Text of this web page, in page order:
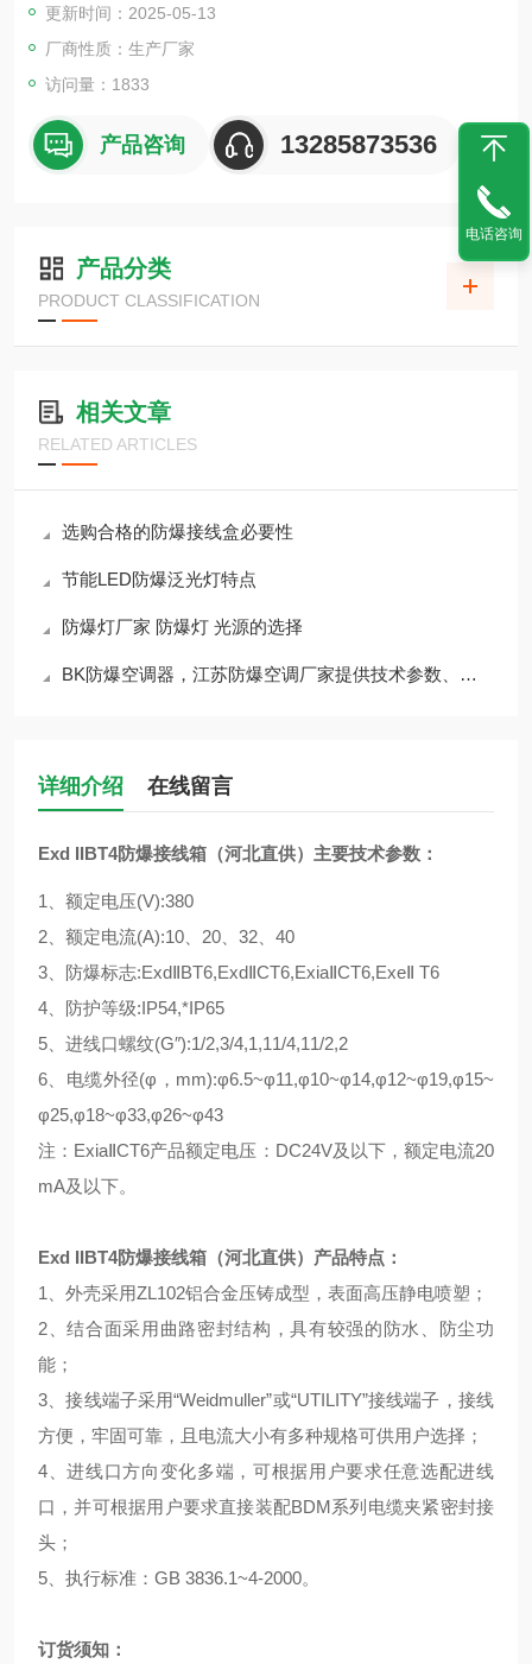
寸，箱体内装几节端子，端子电流大小，要开几个进出线品分别
是多大，开在哪几个面
更新时间：2025-05-13
厂商性质：生产厂家
访问量：1833
产品咨询 13285873536
产品分类
PRODUCT CLASSIFICATION
相关文章
RELATED ARTICLES
选购合格的防爆接线盒必要性
节能LED防爆泛光灯特点
防爆灯厂家 防爆灯 光源的选择
BK防爆空调器，江苏防爆空调厂家提供技术参数、产品报价、使用方法、安装维护
详细介绍 在线留言
Exd IIBT4防爆接线箱（河北直供） 主要技术参数：
1、额定电压(V):380
2、额定电流(A):10、20、32、40
3、防爆标志:ExdⅡBT6,ExdⅡCT6,ExiaⅡCT6,ExeⅡ T6
4、防护等级:IP54,*IP65
5、进线口螺纹(G″):1/2,3/4,1,11/4,11/2,2
6、电缆外径(φ，mm):φ6.5~φ11,φ10~φ14,φ12~φ19,φ15~
φ25,φ18~φ33,φ26~φ43
注：ExiaⅡCT6产品额定电压：DC24V及以下，额定电流20
mA及以下。
Exd IIBT4防爆接线箱（河北直供）产品特点：
1、外壳采用ZL102铝合金压铸成型，表面高压静电喷塑；
2、结合面采用曲路密封结构，具有较强的防水、防尘功
能；
3、接线端子采用“Weidmuller”或“UTILITY”接线端子，接线
方便，牢固可靠，且电流大小有多种规格可供用户选择；
4、进线口方向变化多端，可根据用户要求任意选配进线
口，并可根据用户要求直接装配BDM系列电缆夹紧密封接
头；
5、执行标准：GB 3836.1~4-2000。
订货须知：
电话咨询